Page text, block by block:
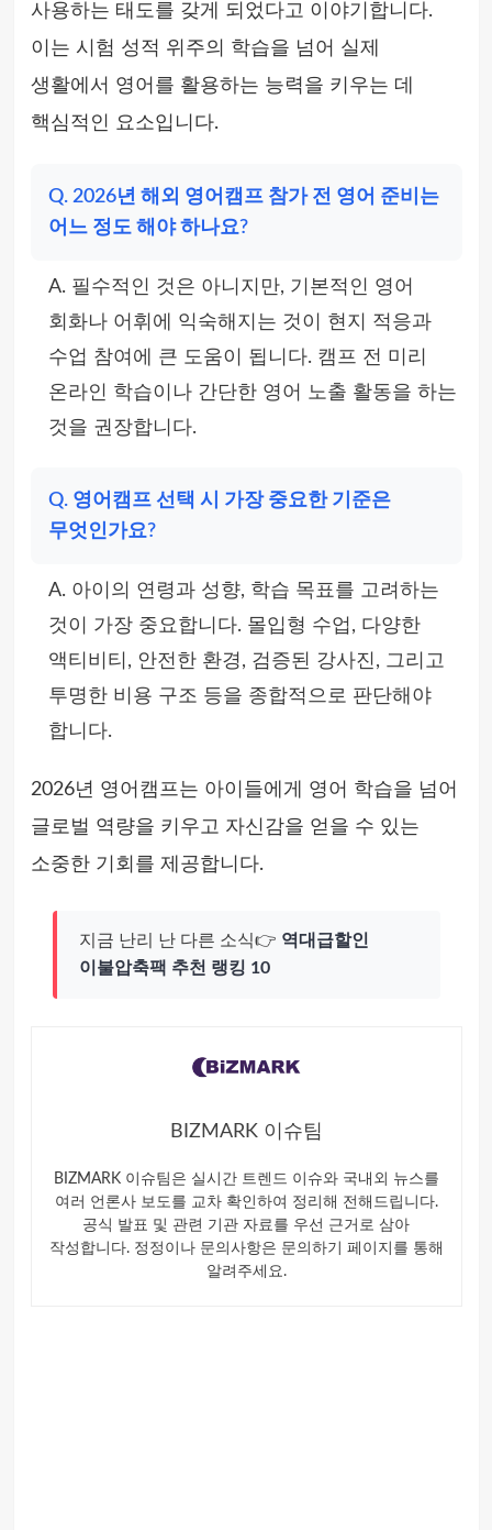
사용하는 태도를 갖게 되었다고 이야기합니다.
이는 시험 성적 위주의 학습을 넘어 실제
생활에서 영어를 활용하는 능력을 키우는 데
핵심적인 요소입니다.
Q. 2026년 해외 영어캠프 참가 전 영어 준비는
어느 정도 해야 하나요?
A. 필수적인 것은 아니지만, 기본적인 영어
회화나 어휘에 익숙해지는 것이 현지 적응과
수업 참여에 큰 도움이 됩니다. 캠프 전 미리
온라인 학습이나 간단한 영어 노출 활동을 하는
것을 권장합니다.
Q. 영어캠프 선택 시 가장 중요한 기준은
무엇인가요?
A. 아이의 연령과 성향, 학습 목표를 고려하는
것이 가장 중요합니다. 몰입형 수업, 다양한
액티비티, 안전한 환경, 검증된 강사진, 그리고
투명한 비용 구조 등을 종합적으로 판단해야
합니다.
2026년 영어캠프는 아이들에게 영어 학습을 넘어
글로벌 역량을 키우고 자신감을 얻을 수 있는
소중한 기회를 제공합니다.
지금 난리 난 다른 소식👉 역대급할인
이불압축팩 추천 랭킹 10
BIZMARK 이슈팀
BIZMARK 이슈팀은 실시간 트렌드 이슈와 국내외 뉴스를
여러 언론사 보도를 교차 확인하여 정리해 전해드립니다.
공식 발표 및 관련 기관 자료를 우선 근거로 삼아
작성합니다. 정정이나 문의사항은 문의하기 페이지를 통해
알려주세요.